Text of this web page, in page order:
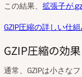
この結果、 拡張子が
GZIP圧縮の詳しい仕
GZIP圧縮の効果
通常、GZIPは小さな